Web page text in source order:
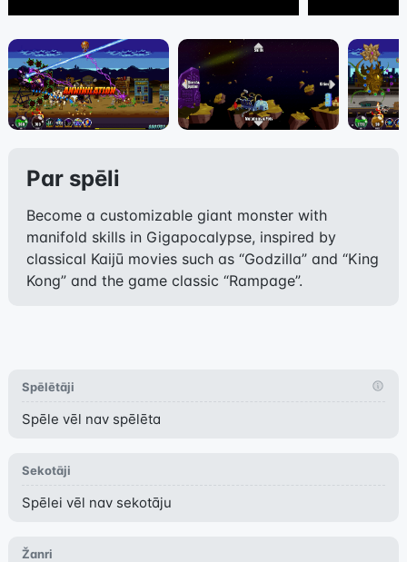
Par spēli
Become a customizable giant monster with
manifold skills in Gigapocalypse, inspired by
classical Kaijū movies such as “Godzilla” and “King
Kong” and the game classic “Rampage”.
Spēlētāji
Spēle vēl nav spēlēta
Sekotāji
Spēlei vēl nav sekotāju
Žanri